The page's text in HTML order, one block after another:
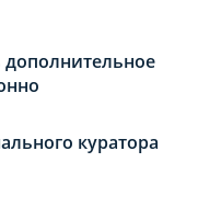
куратора